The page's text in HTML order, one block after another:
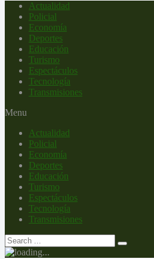
Actualidad
Policial
Economía
Deportes
Educación
Turismo
Espectáculos
Tecnología
Transmisiones
Menu
Actualidad
Policial
Economía
Deportes
Educación
Turismo
Espectáculos
Tecnología
Transmisiones